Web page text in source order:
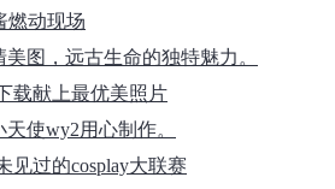
燃动现场
图，远古生命的独特魅力。
载献上最优美照片
使wy2用心制作。
见过的cosplay大联赛